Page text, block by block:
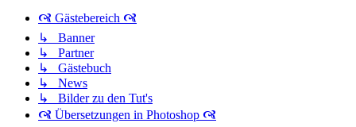
🙧 Gästebereich 🙧
↳ Banner
↳ Partner
↳ Gästebuch
↳ News
↳ Bilder zu den Tut's
🙧 Übersetzungen in Photoshop 🙧